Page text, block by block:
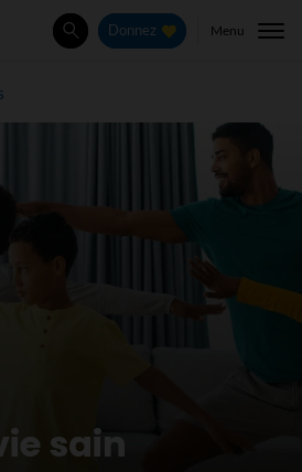
Rechercher
Donnez Menu
sain